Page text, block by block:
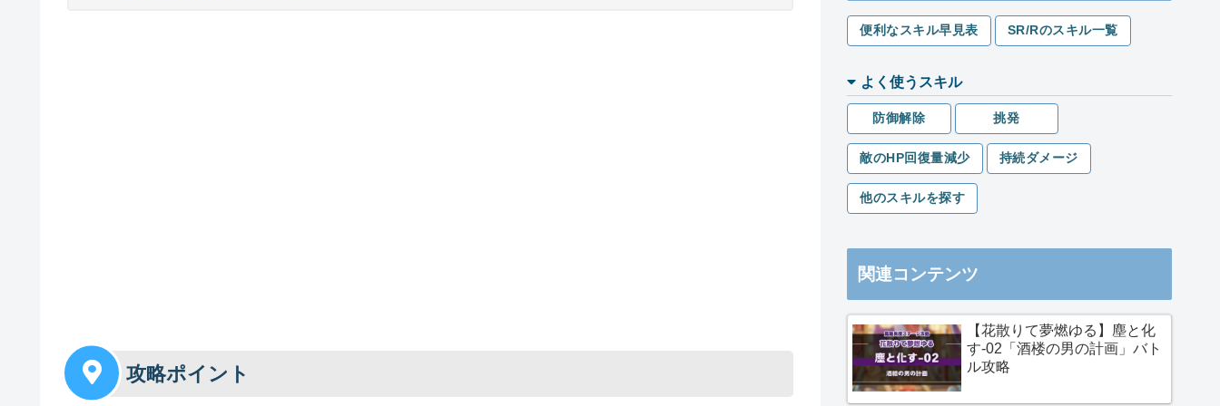
攻略ポイント
便利なスキル早見表 SR/Rのスキル一覧
よく使うスキル
防御解除 挑発
敵のHP回復量減少 持続ダメージ
他のスキルを探す
関連コンテンツ
【花散りて夢燃ゆる】塵と化
す-02「酒楼の男の計画」バト
ル攻略